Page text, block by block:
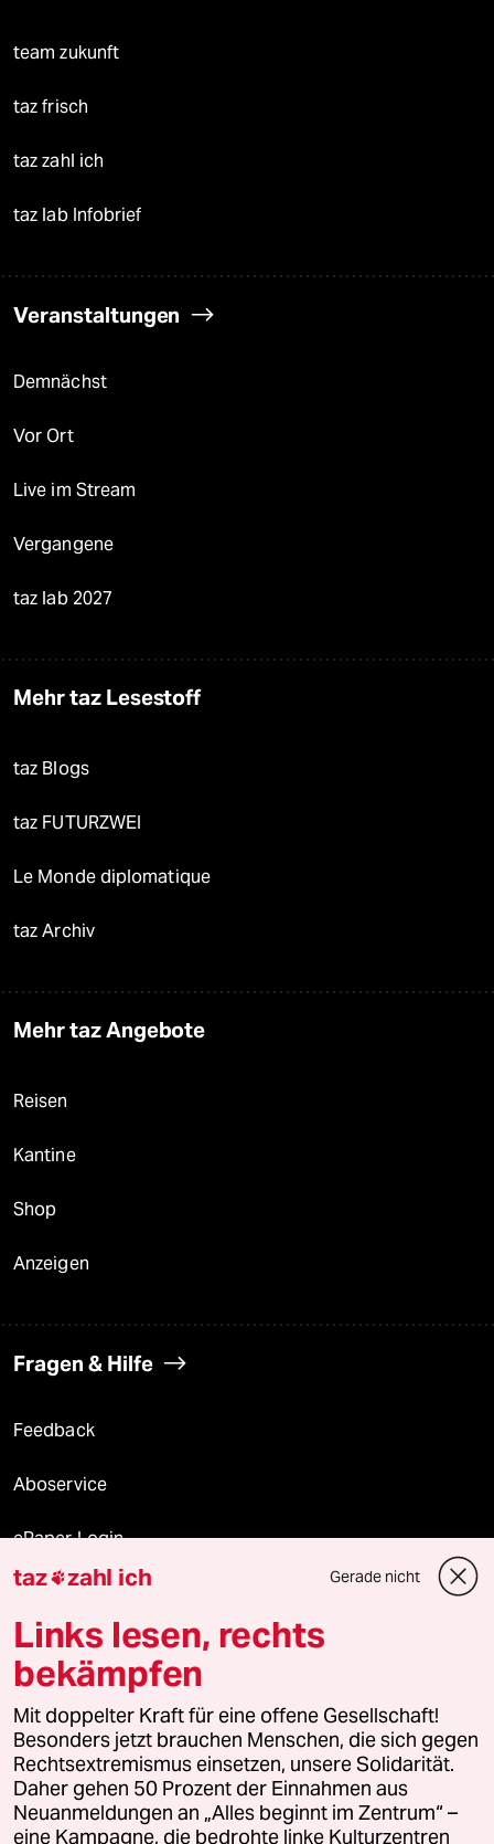
team zukunft
taz frisch
taz zahl ich
taz lab Infobrief
Veranstaltungen
Demnächst
Vor Ort
Live im Stream
Vergangene
taz lab 2027
Mehr taz Lesestoff
taz Blogs
taz FUTURZWEI
Le Monde diplomatique
taz Archiv
Mehr taz Angebote
Reisen
Kantine
Shop
Anzeigen
Fragen & Hilfe
Feedback
Aboservice
ePaper Login
Downloads für Abonnierende
© 2026 taz Verlags und Vertriebs GmbH
Alle Rechte vorbehalten. Bei rechtlichen Fragen oder für Genehmigungen
wenden Sie sich bitte an
lizenzen@taz.de
Feedback Redaktionsstatut Kommune-Richtlinien
taz zahl ich Gerade nicht
Links lesen, rechts
bekämpfen
Mit doppelter Kraft für eine offene Gesellschaft!
Besonders jetzt brauchen Menschen, die sich gegen
Rechtsextremismus einsetzen, unsere Solidarität.
Daher gehen 50 Prozent der Einnahmen aus
Neuanmeldungen an „Alles beginnt im Zentrum“ –
eine Kampagne, die bedrohte linke Kulturzentren